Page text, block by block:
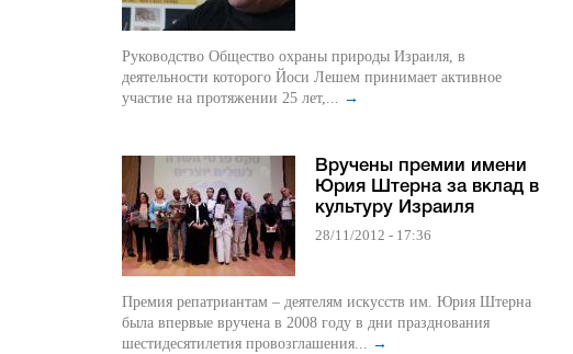
Руководство Общество охраны природы Израиля, в
деятельности которого Йоси Лешем принимает активное
участие на протяжении 25 лет,... →
Вручены премии имени
Юрия Штерна за вклад в
культуру Израиля
28/11/2012 - 17:36
Премия репатриантам – деятелям искусств им. Юрия Штерна
была впервые вручена в 2008 году в дни празднования
шестидесятилетия провозглашения... →